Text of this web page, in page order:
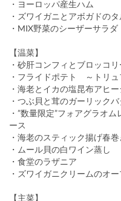
・ヨーロッパ産生ハム
・ズワイガニとアボガドの
・MIX野菜のシーザーサラダ
【温菜】
・砂肝コンフィとブロッコ
・フライドポテト ～トリュ
・海老とイカの塩昆布アヒー
・つぶ貝と茸のガーリックバ
・”数量限定”フォアグラオ
ース
・海老のスティック揚げ春巻
・ムール貝の白ワイン蒸し
・食堂のラザニア
・ズワイガニクリームのオ
【主菜】